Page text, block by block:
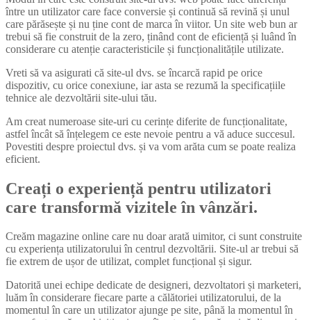
între un utilizator care face conversie și continuă să revină și unul
care părăsește și nu ține cont de marca în viitor. Un site web bun ar
trebui să fie construit de la zero, ținând cont de eficiență și luând în
considerare cu atenție caracteristicile și funcționalitățile utilizate.
Vreti să va asigurati că site-ul dvs. se încarcă rapid pe orice
dispozitiv, cu orice conexiune, iar asta se rezumă la specificațiile
tehnice ale dezvoltării site-ului tău.
Am creat numeroase site-uri cu cerințe diferite de funcționalitate,
astfel încât să înțelegem ce este nevoie pentru a vă aduce succesul.
Povestiti despre proiectul dvs. și va vom arăta cum se poate realiza
eficient.
Creați o experiență pentru utilizatori
care transformă vizitele în vânzări.
Creăm magazine online care nu doar arată uimitor, ci sunt construite
cu experiența utilizatorului în centrul dezvoltării. Site-ul ar trebui să
fie extrem de ușor de utilizat, complet funcțional și sigur.
Datorită unei echipe dedicate de designeri, dezvoltatori și marketeri,
luăm în considerare fiecare parte a călătoriei utilizatorului, de la
momentul în care un utilizator ajunge pe site, până la momentul în